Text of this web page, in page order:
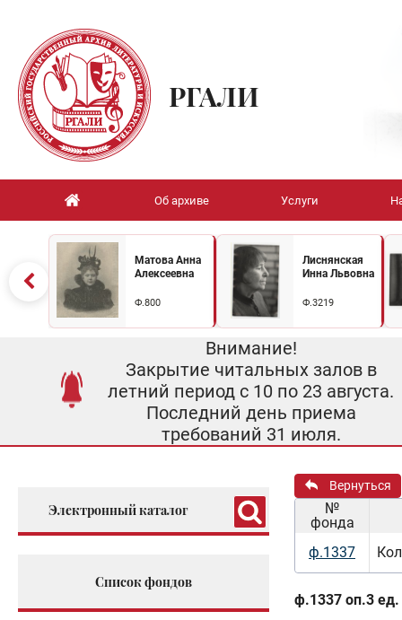
РГАЛИ
Об архиве Услуги
Матова Анна
Алексеевна
Ф.800
Лиснянская
Инна Львовна
Ф.3219
Внимание!
Закрытие читальных залов в
летний период с 10 по 23 августа.
Последний день приема
требований 31 июля.
Электронный каталог
Список фондов
Вернуться
№
фонда
ф.1337
ф.1337 оп.3 ед.